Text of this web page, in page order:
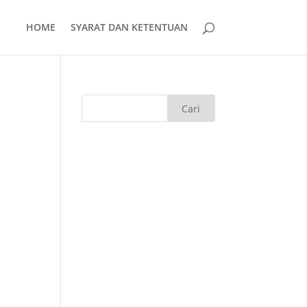
HOME SYARAT DAN KETENTUAN